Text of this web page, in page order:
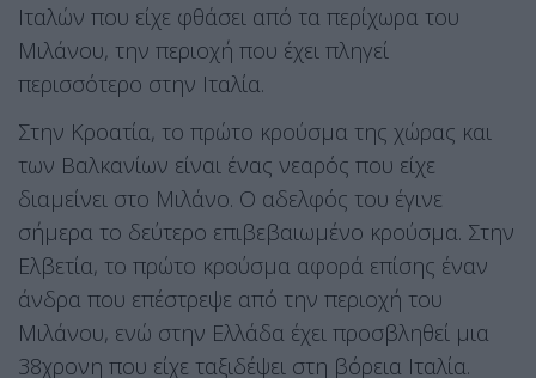
Ιταλών που είχε φθάσει από τα περίχωρα του
Μιλάνου, την περιοχή που έχει πληγεί
περισσότερο στην Ιταλία.
Στην Κροατία, το πρώτο κρούσμα της χώρας και
των Βαλκανίων είναι ένας νεαρός που είχε
διαμείνει στο Μιλάνο. Ο αδελφός του έγινε
σήμερα το δεύτερο επιβεβαιωμένο κρούσμα. Στην
Ελβετία, το πρώτο κρούσμα αφορά επίσης έναν
άνδρα που επέστρεψε από την περιοχή του
Μιλάνου, ενώ στην Ελλάδα έχει προσβληθεί μια
38χρονη που είχε ταξιδέψει στη βόρεια Ιταλία.